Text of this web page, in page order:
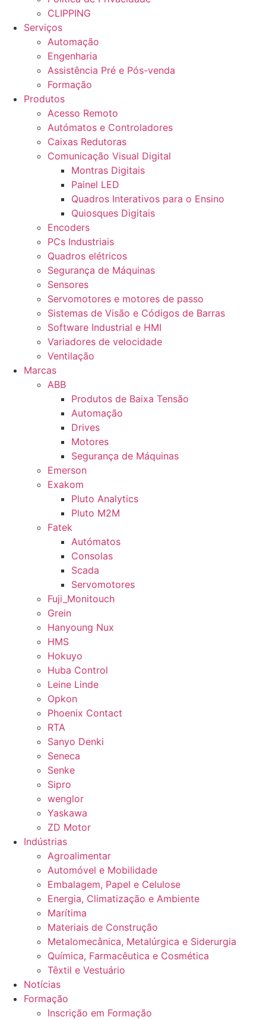
CLIPPING
Serviços
Automação
Engenharia
Assistência Pré e Pós-venda
Formação
Produtos
Acesso Remoto
Autómatos e Controladores
Caixas Redutoras
Comunicação Visual Digital
Montras Digitais
Painel LED
Quadros Interativos para o Ensino
Quiosques Digitais
Encoders
PCs Industriais
Quadros elétricos
Segurança de Máquinas
Sensores
Servomotores e motores de passo
Sistemas de Visão e Códigos de Barras
Software Industrial e HMI
Variadores de velocidade
Ventilação
Marcas
ABB
Produtos de Baixa Tensão
Automação
Drives
Motores
Segurança de Máquinas
Emerson
Exakom
Pluto Analytics
Pluto M2M
Fatek
Autómatos
Consolas
Scada
Servomotores
Fuji_Monitouch
Grein
Hanyoung Nux
HMS
Hokuyo
Huba Control
Leine Linde
Opkon
Phoenix Contact
RTA
Sanyo Denki
Seneca
Senke
Sipro
wenglor
Yaskawa
ZD Motor
Indústrias
Agroalimentar
Automóvel e Mobilidade
Embalagem, Papel e Celulose
Energia, Climatização e Ambiente
Marítima
Materiais de Construção
Metalomecânica, Metalúrgica e Siderurgia
Química, Farmacêutica e Cosmética
Têxtil e Vestuário
Notícias
Formação
Inscrição em Formação